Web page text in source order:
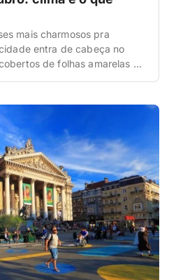
mais charmosos pra
entra de cabeça no
de folhas amarelas e
da Grand Place. A gente
nessa época e […]